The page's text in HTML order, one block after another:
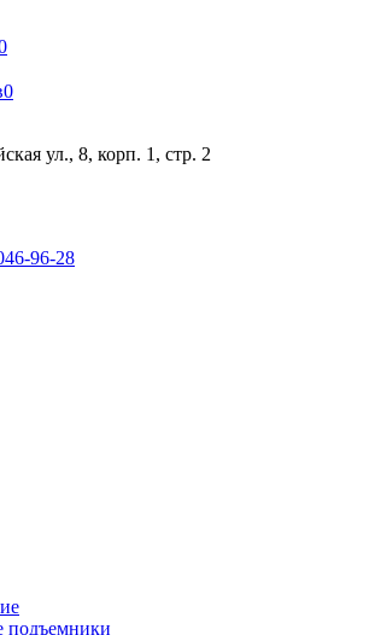
0
ул., 8, корп. 1, стр. 2
96-28
подъемники